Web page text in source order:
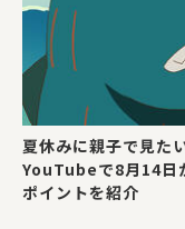
夏休みに親子で見た
YouTubeで8月14日
ポイントを紹介